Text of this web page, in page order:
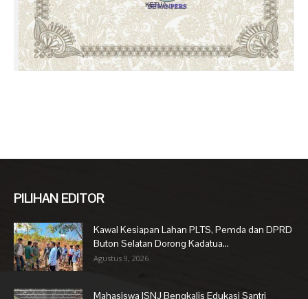
PILIHAN EDITOR
Kawal Kesiapan Lahan PLTS, Pemda dan DPRD
Buton Selatan Dorong Kadatua...
Agustus 9, 2026
Mahasiswa ISNJ Bengkalis Edukasi Santri